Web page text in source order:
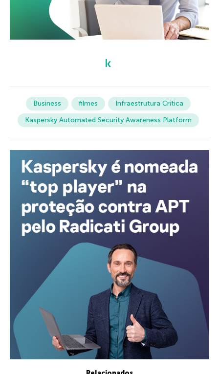
Business filmes
Infraestrutura Crítica
Kaspersky Automated Security Awareness Platform